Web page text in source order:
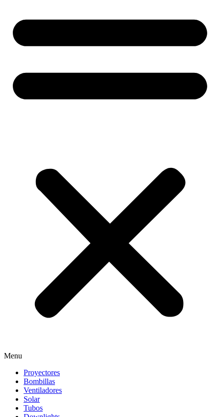
Menu
Proyectores
Bombillas
Ventiladores
Solar
Tubos